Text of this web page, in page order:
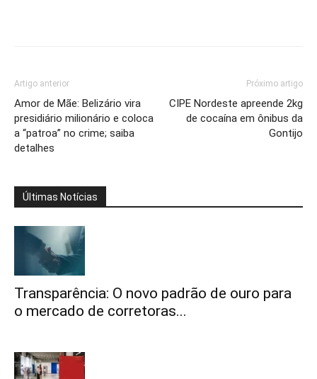
Artigo anterior
Amor de Mãe: Belizário vira
presidiário milionário e coloca
a “patroa” no crime; saiba
detalhes
Próximo artigo
CIPE Nordeste apreende 2kg
de cocaína em ônibus da
Gontijo
Últimas Notícias
Transparência: O novo padrão de ouro para
o mercado de corretoras...